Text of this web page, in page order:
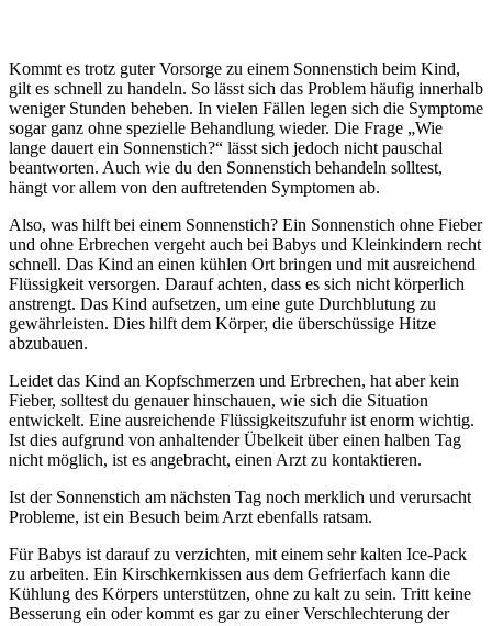
Kommt es trotz guter Vorsorge zu einem Sonnenstich beim Kind,
gilt es schnell zu handeln. So lässt sich das Problem häufig innerhalb
weniger Stunden beheben. In vielen Fällen legen sich die Symptome
sogar ganz ohne spezielle Behandlung wieder. Die Frage „Wie
lange dauert ein Sonnenstich?“ lässt sich jedoch nicht pauschal
beantworten. Auch wie du den Sonnenstich behandeln solltest,
hängt vor allem von den auftretenden Symptomen ab.
Also, was hilft bei einem Sonnenstich? Ein Sonnenstich ohne Fieber
und ohne Erbrechen vergeht auch bei Babys und Kleinkindern recht
schnell. Das Kind an einen kühlen Ort bringen und mit ausreichend
Flüssigkeit versorgen. Darauf achten, dass es sich nicht körperlich
anstrengt. Das Kind aufsetzen, um eine gute Durchblutung zu
gewährleisten. Dies hilft dem Körper, die überschüssige Hitze
abzubauen.
Leidet das Kind an Kopfschmerzen und Erbrechen, hat aber kein
Fieber, solltest du genauer hinschauen, wie sich die Situation
entwickelt. Eine ausreichende Flüssigkeitszufuhr ist enorm wichtig.
Ist dies aufgrund von anhaltender Übelkeit über einen halben Tag
nicht möglich, ist es angebracht, einen Arzt zu kontaktieren.
Ist der Sonnenstich am nächsten Tag noch merklich und verursacht
Probleme, ist ein Besuch beim Arzt ebenfalls ratsam.
Für Babys ist darauf zu verzichten, mit einem sehr kalten Ice-Pack
zu arbeiten. Ein Kirschkernkissen aus dem Gefrierfach kann die
Kühlung des Körpers unterstützen, ohne zu kalt zu sein. Tritt keine
Besserung ein oder kommt es gar zu einer Verschlechterung der